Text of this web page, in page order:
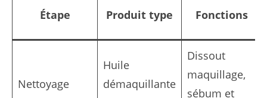
Étape Produit type Fonctions
Nettoyage
Huile
démaquillante
Dissout
maquillage,
sébum et